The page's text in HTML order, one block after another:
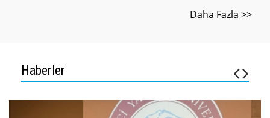
Daha Fazla >>
Haberler